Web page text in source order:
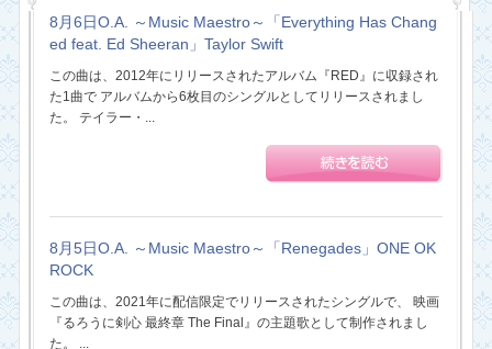
8月6日O.A. ～Music Maestro～「Everything Has Chang
ed feat. Ed Sheeran」Taylor Swift
この曲は、2012年にリリースされたアルバム『RED』に収録され
た1曲で アルバムから6枚目のシングルとしてリリースされまし
た。 テイラー・...
8月5日O.A. ～Music Maestro～「Renegades」ONE OK
ROCK
この曲は、2021年に配信限定でリリースされたシングルで、 映画
『るろうに剣心 最終章 The Final』の主題歌として制作されまし
た。 ...